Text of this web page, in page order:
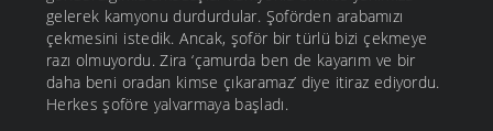
gelerek kamyonu durdurdular. Şoförden arabamızı
çekmesini istedik. Ancak, şoför bir türlü bizi çekmeye
razı olmuyordu. Zira ‘çamurda ben de kayarım ve bir
daha beni oradan kimse çıkaramaz’ diye itiraz ediyordu.
Herkes şoföre yalvarmaya başladı.